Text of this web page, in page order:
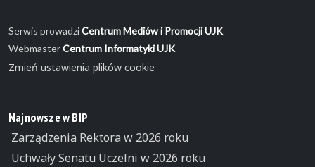
Serwis prowadziCentrum Mediów i Promocji UJK
WebmasterCentrum Informatyki UJK
Zmień ustawienia plików cookie
Najnowsze w BIP
Zarządzenia Rektora w 2026 roku
Uchwały Senatu Uczelni w 2026 roku